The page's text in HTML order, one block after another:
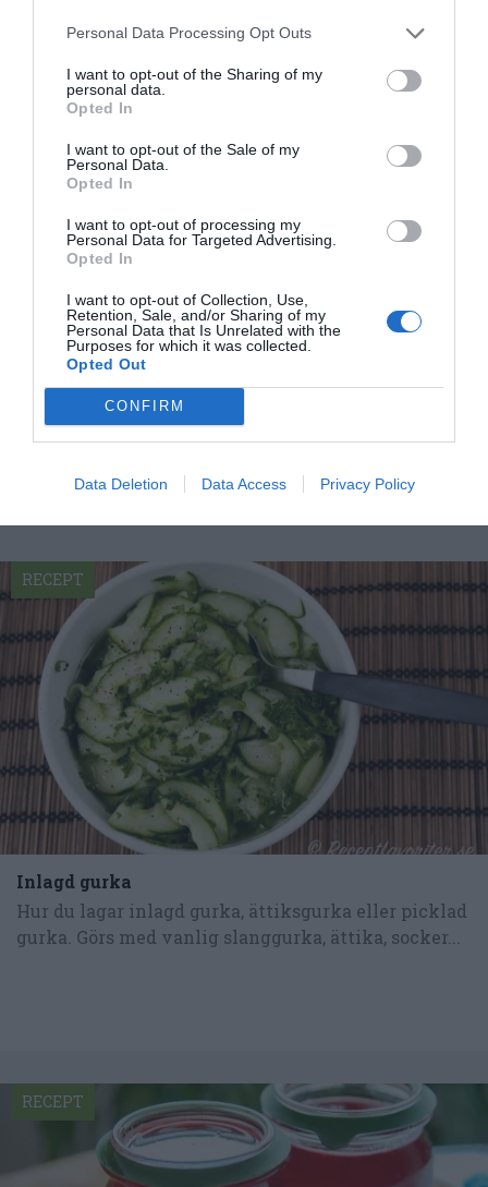
Personal Data Processing Opt Outs
I want to opt-out of the Sharing of my
personal data.
Opted In
I want to opt-out of the Sale of my
Personal Data.
Opted In
I want to opt-out of processing my
Personal Data for Targeted Advertising.
Opted In
I want to opt-out of Collection, Use,
Retention, Sale, and/or Sharing of my
Personal Data that Is Unrelated with the
Purposes for which it was collected.
Opted Out
CONFIRM
Data Deletion Data Access Privacy Policy
Publicerat:2009-05-21, Uppdaterat: 2022-11-15
Författare:
Mattsson
Jag är matskribent samt kock
med en fil. kand i
Måltidsvetenskap från
restauranghögskolan i Grythyttan. På denna sida
delar jag med mig av tusentals olika recept för alla
smaker - noviser som hemmakockar. Alla recept
har jag provlagat, skrivit och fotat så att du ska
kunna laga dem med bästa resultat hemma. Läs mer
Inlagd gurka
Hur du lagar inlagd gurka, ättiksgurka eller picklad
gurka. Görs med vanlig slanggurka, ättika, socker...
RECEPT
RECEPT